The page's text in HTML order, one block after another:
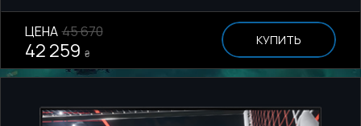
ЦЕНА 45 670
42 259 ₴
КУПИТЬ